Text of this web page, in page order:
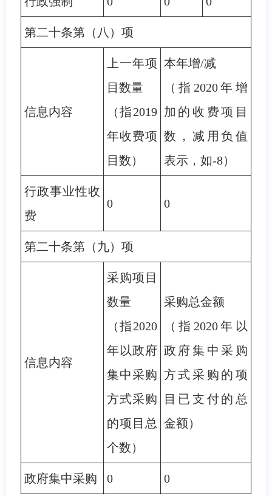
第二十条第（八）项
信息内容
上一年项
目数量
（指2019
年收费项
目数）
本年增/减
（指2020年增
加的收费项目
数，减用负值
表示，如-8）
行政事业性收
费
0 0
第二十条第（九）项
信息内容
采购项目
数量
（指2020
年以政府
集中采购
方式采购
的项目总
个数）
采购总金额
（指2020年以
政府集中采购
方式采购的项
目已支付的总
金额）
政府集中采购 0 0